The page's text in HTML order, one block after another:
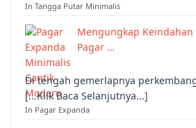
In Tangga Putar Minimalis
Mengungkap Keindahan
Pagar …
Di tengah gemerlapnya
[...Klik Baca Selanjutnya...]
In Pagar Expanda